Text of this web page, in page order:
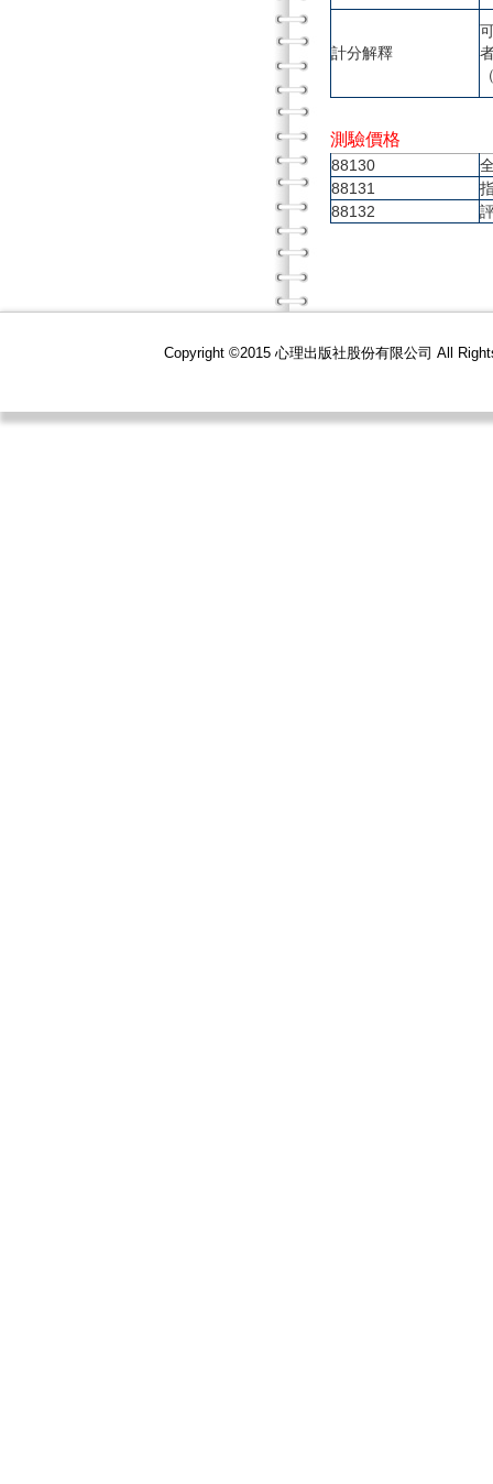
計分解釋
測驗價格
88130
88131
88132
Copyright ©2015 心理出版社股份有限公司 All